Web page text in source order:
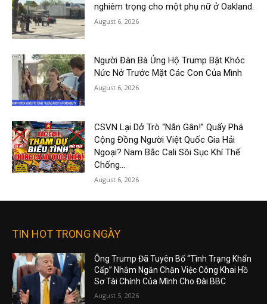
nghiêm trọng cho một phụ nữ ở Oakland.
August 6, 2026
Người Đàn Bà Ủng Hộ Trump Bật Khóc
Nức Nở Trước Mặt Các Con Của Mình
August 6, 2026
CSVN Lại Dở Trò “Nắn Gân!” Quấy Phá
Cộng Đồng Người Việt Quốc Gia Hải
Ngoại? Nam Bắc Cali Sôi Sục Khí Thế
Chống...
August 6, 2026
TIN HOT TRONG NGÀY
Ông Trump Đã Tuyên Bố “Tình Trạng Khẩn
Cấp” Nhằm Ngăn Chặn Việc Công Khai Hồ
Sơ Tài Chính Của Mình Cho Đài BBC
August 5, 2026